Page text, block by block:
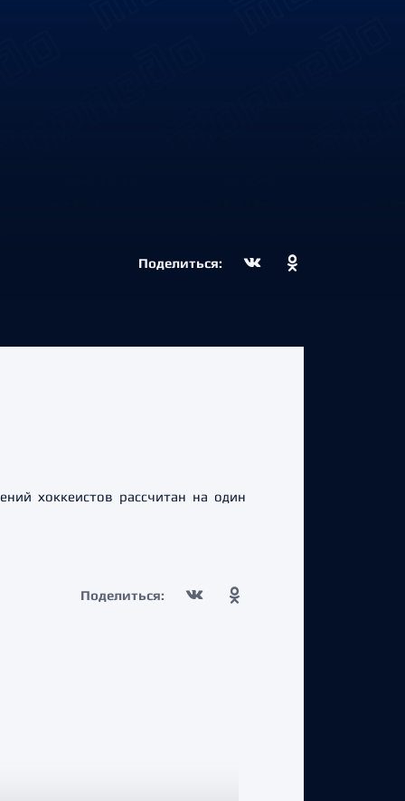
Поделиться:
хоккеистов рассчитан на один
Поделиться: